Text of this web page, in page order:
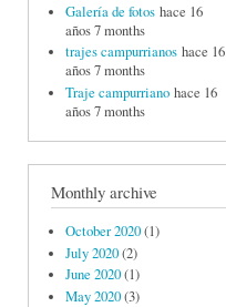
Galería de fotos hace 16
años 7 months
trajes campurrianos hace 16
años 7 months
Traje campurriano hace 16
años 7 months
Monthly archive
October 2020(1)
July 2020(2)
June 2020(1)
May 2020(3)